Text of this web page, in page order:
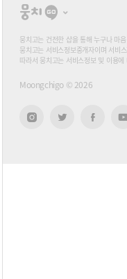
뭉
고
뭉치고는 건전한 샵을 통해 누구나 마
뭉치고는 서비스정보중개자이며 서비
따라서 뭉치고는 서비스정보 및 이용
Moongchigo © 2026